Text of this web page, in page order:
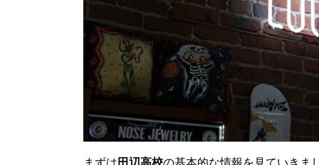
まずは 田辺高校の基本的な情報を見ていきま